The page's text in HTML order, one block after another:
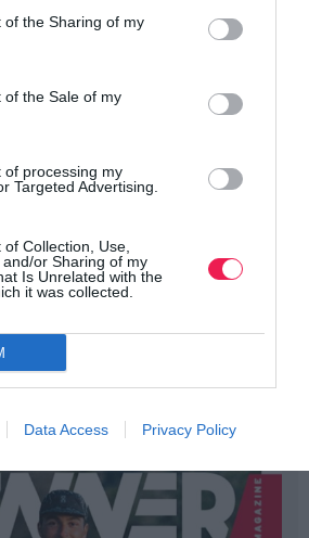
of the Sharing of my
of the Sale of my
of processing my
Targeted Advertising.
Collection, Use,
or Sharing of my
Is Unrelated with the
it was collected.
Data Access Privacy Policy